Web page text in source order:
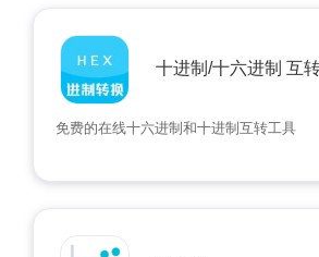
十进制/十六进制 互
免费的在线十六进制和十进制互转工具